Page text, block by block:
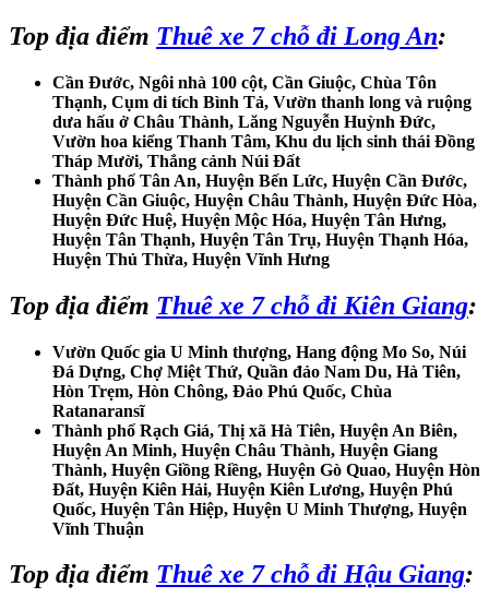
Top địa điểm Thuê xe 7 chỗ đi Long An:
Cần Đước, Ngôi nhà 100 cột, Cần Giuộc, Chùa Tôn
Thạnh, Cụm di tích Bình Tả, Vườn thanh long và ruộng
dưa hấu ở Châu Thành, Lăng Nguyễn Huỳnh Đức,
Vườn hoa kiểng Thanh Tâm, Khu du lịch sinh thái Đồng
Tháp Mười, Thắng cảnh Núi Đất
Thành phố Tân An, Huyện Bến Lức, Huyện Cần Đước,
Huyện Cần Giuộc, Huyện Châu Thành, Huyện Đức Hòa,
Huyện Đức Huệ, Huyện Mộc Hóa, Huyện Tân Hưng,
Huyện Tân Thạnh, Huyện Tân Trụ, Huyện Thạnh Hóa,
Huyện Thủ Thừa, Huyện Vĩnh Hưng
Top địa điểm Thuê xe 7 chỗ đi Kiên Giang:
Vườn Quốc gia U Minh thượng, Hang động Mo So, Núi
Đá Dựng, Chợ Miệt Thứ, Quần đảo Nam Du, Hà Tiên,
Hòn Trẹm, Hòn Chông, Đảo Phú Quốc, Chùa
Ratanaransĩ
Thành phố Rạch Giá, Thị xã Hà Tiên, Huyện An Biên,
Huyện An Minh, Huyện Châu Thành, Huyện Giang
Thành, Huyện Giồng Riềng, Huyện Gò Quao, Huyện Hòn
Đất, Huyện Kiên Hải, Huyện Kiên Lương, Huyện Phú
Quốc, Huyện Tân Hiệp, Huyện U Minh Thượng, Huyện
Vĩnh Thuận
Top địa điểm Thuê xe 7 chỗ đi Hậu Giang: